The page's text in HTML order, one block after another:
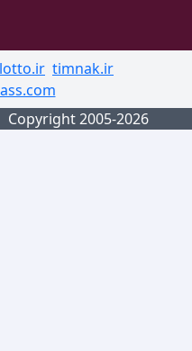
timnak.ir
Copyright 2005-2026